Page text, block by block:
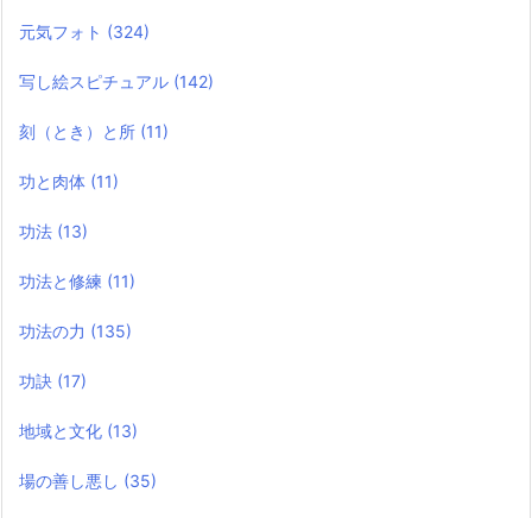
元気フォト (324)
写し絵スピチュアル (142)
刻（とき）と所 (11)
功と肉体 (11)
功法 (13)
功法と修練 (11)
功法の力 (135)
功訣 (17)
地域と文化 (13)
場の善し悪し (35)